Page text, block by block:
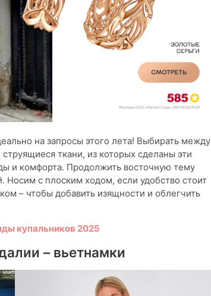
на запросы этого лета! Выбирать между
ткани, из которых сделаны эти
и комфорта. Продолжить восточную тему
с плоским ходом, если удобство стоит
– чтобы добавить изящности и облегчить
купальников 2025
– вьетнамки